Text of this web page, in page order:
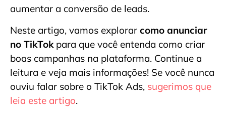
aumentar a conversão de leads.
Neste artigo, vamos explorar como anunciar
no TikTokpara que você entenda como criar
boas campanhas na plataforma. Continue a
leitura e veja mais informações! Se você nunca
ouviu falar sobre o TikTok Ads, sugerimos que
leia este artigo.